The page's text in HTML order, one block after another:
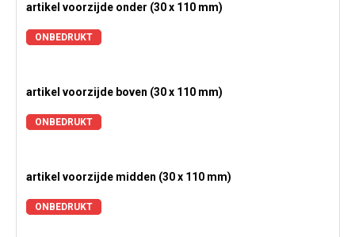
artikel voorzijde onder (30 x 110 mm)
ONBEDRUKT
artikel voorzijde boven (30 x 110 mm)
ONBEDRUKT
artikel voorzijde midden (30 x 110 mm)
ONBEDRUKT